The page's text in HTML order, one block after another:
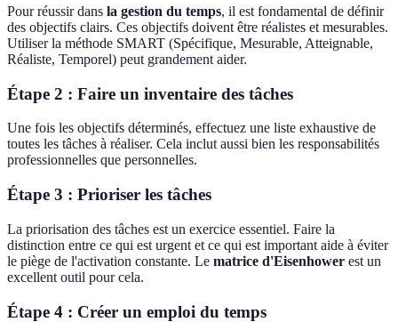
Pour réussir dans la gestion du temps, il est fondamental de définir
des objectifs clairs. Ces objectifs doivent être réalistes et mesurables.
Utiliser la méthode SMART (Spécifique, Mesurable, Atteignable,
Réaliste, Temporel) peut grandement aider.
Étape 2 : Faire un inventaire des tâches
Une fois les objectifs déterminés, effectuez une liste exhaustive de
toutes les tâches à réaliser. Cela inclut aussi bien les responsabilités
professionnelles que personnelles.
Étape 3 : Prioriser les tâches
La priorisation des tâches est un exercice essentiel. Faire la
distinction entre ce qui est urgent et ce qui est important aide à éviter
le piège de l'activation constante. Le matrice d'Eisenhower est un
excellent outil pour cela.
Étape 4 : Créer un emploi du temps